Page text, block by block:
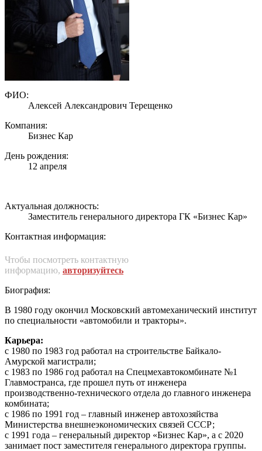
ФИО:
Алексей Александрович Терещенко
Компания:
Бизнес Кар
День рождения:
12 апреля
Актуальная должность:
Заместитель генерального директора ГК «Бизнес Кар»
Контактная информация:
Чтобы посмотреть контактную
информацию, авторизуйтесь
Биография:
В 1980 году окончил Московский автомеханический институт
по специальности «автомобили и тракторы».
Карьера:
с 1980 по 1983 год работал на строительстве Байкало-
Амурской магистрали;
с 1983 по 1986 год работал на Спецмехавтокомбинате №1
Главмостранса, где прошел путь от инженера
производственно-технического отдела до главного инженера
комбината;
с 1986 по 1991 год – главный инженер автохозяйства
Министерства внешнеэкономических связей СССР;
с 1991 года – генеральный директор «Бизнес Кар», а с 2020
занимает пост заместителя генерального директора группы.